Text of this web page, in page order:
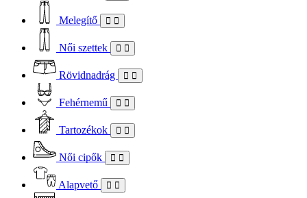
Melegítő
Női szettek
Rövidnadrág
Fehérnemű
Tartozékok
Női cipők
Alapvető